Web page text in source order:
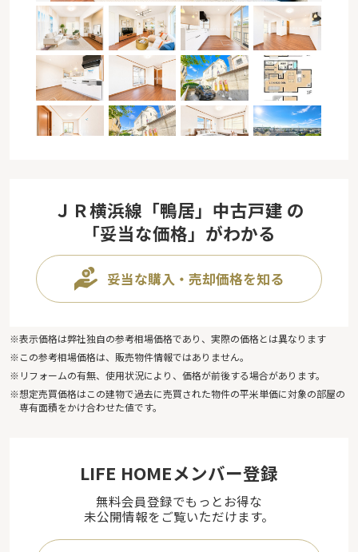
ＪＲ横浜線「鴨居」中古戸建 の
「妥当な価格」がわかる
妥当な購入・売却価格を知る
※表示価格は弊社独自の参考相場価格であり、実際の価格とは異なります
※この参考相場価格は、販売物件情報ではありません。
※リフォームの有無、使用状況により、価格が前後する場合があります。
※想定売買価格はこの建物で過去に売買された物件の平米単価に対象の部屋の
専有面積をかけ合わせた値です。
LIFE HOMEメンバー登録
無料会員登録でもっとお得な
未公開情報をご覧いただけます。